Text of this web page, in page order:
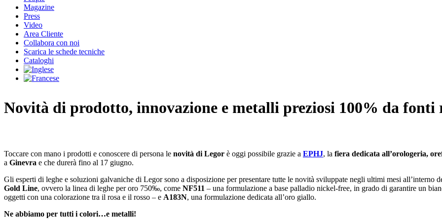
Magazine
Press
Video
Area Cliente
Collabora con noi
Scarica le schede tecniche
Cataloghi
Novità di prodotto, innovazione e metalli preziosi 100% da fonti
Toccare con mano i prodotti e conoscere di persona le novità di Legor è oggi possibile grazie a EPHJ, la fiera dedicata all’orologeria,
a Ginevra e che durerà fino al 17 giugno.
Gli esperti di leghe e soluzioni galvaniche di Legor sono a disposizione per presentare tutte le novità sviluppate negli ultimi mesi all’interno
Gold Line, ovvero la linea di leghe per oro 750‰, come NF511 – una formulazione a base palladio nickel-free, in grado di garantire un
oggetti con una colorazione tra il rosa e il rosso – e A183N, una formulazione dedicata all’oro giallo.
Ne abbiamo per tutti i colori…e metalli!